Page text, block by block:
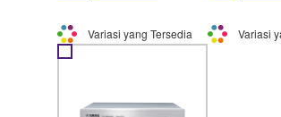
Variasi yang Tersedia Variasi